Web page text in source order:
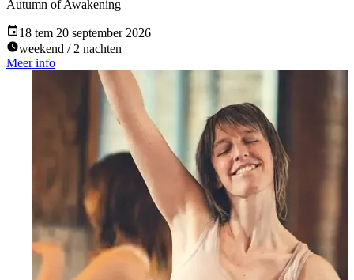
Autumn of Awakening
18 tem 20 september 2026
weekend / 2 nachten
Meer info